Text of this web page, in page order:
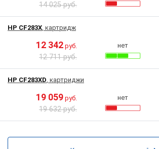
14 025 руб.
HP CF283X, картридж
12 342 руб.
12 711 руб.
нет
HP CF283XD, картриджи
19 059 руб.
19 632 руб.
нет